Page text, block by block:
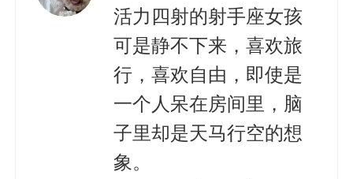
活力四射的射手座女孩
可是静不下来，喜欢旅
行，喜欢自由，即使是
一个人呆在房间里，脑
子里却是天马行空的想
象。